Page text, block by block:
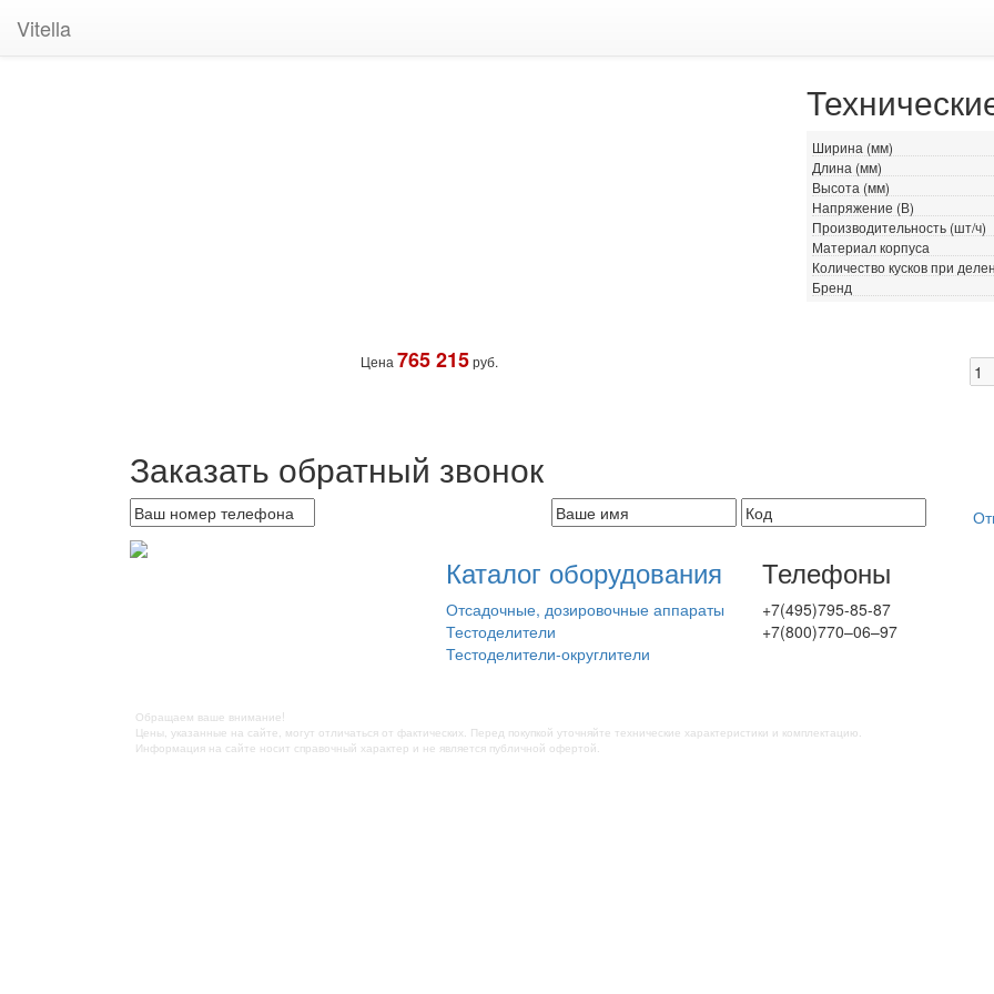
Vitella
Ширина (мм)
Длина (мм)
Высота (мм)
Напряжение (В)
Производительность (шт/ч)
Материал корпуса
Количество кусков при
Бренд
Цена 765 215руб.
Заказать обратный звонок
Каталог оборудования
Отсадочные, дозировочные аппараты
Тестоделители
Тестоделители-округлители
Телефоны
+7(495)795-85-87
+7(800)770–06–97
Обращаем ваше внимание!
Цены, указанные на сайте, могут отличаться от фактических. Перед покупкой уточняйте технические характеристики и комплектацию.
Информация на сайте носит справочный характер и не является публичной офертой.